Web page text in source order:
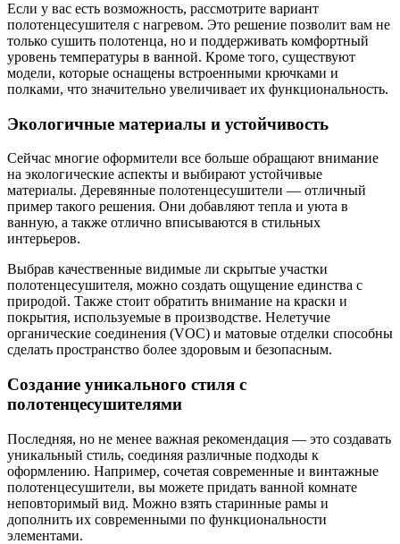
Если у вас есть возможность, рассмотрите вариант
полотенцесушителя с нагревом. Это решение позволит вам не
только сушить полотенца, но и поддерживать комфортный
уровень температуры в ванной. Кроме того, существуют
модели, которые оснащены встроенными крючками и
полками, что значительно увеличивает их функциональность.
Экологичные материалы и устойчивость
Сейчас многие оформители все больше обращают внимание
на экологические аспекты и выбирают устойчивые
материалы. Деревянные полотенцесушители — отличный
пример такого решения. Они добавляют тепла и уюта в
ванную, а также отлично вписываются в стильных
интерьеров.
Выбрав качественные видимые ли скрытые участки
полотенцесушителя, можно создать ощущение единства с
природой. Также стоит обратить внимание на краски и
покрытия, используемые в производстве. Нелетучие
органические соединения (VOC) и матовые отделки способны
сделать пространство более здоровым и безопасным.
Создание уникального стиля с
полотенцесушителями
Последняя, но не менее важная рекомендация — это создавать
уникальный стиль, соединяя различные подходы к
оформлению. Например, сочетая современные и винтажные
полотенцесушители, вы можете придать ванной комнате
неповторимый вид. Можно взять старинные рамы и
дополнить их современными по функциональности
элементами.